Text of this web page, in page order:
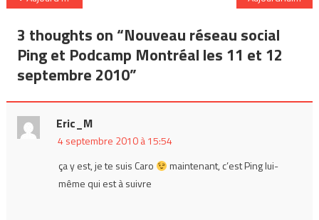
de
l’article
3 thoughts on “Nouveau réseau social
Ping et Podcamp Montréal les 11 et 12
septembre 2010”
Eric_M
4 septembre 2010 à 15:54
ça y est, je te suis Caro
maintenant, c’est Ping lui-
même qui est à suivre